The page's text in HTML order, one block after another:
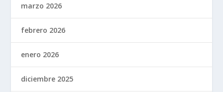
marzo 2026
febrero 2026
enero 2026
diciembre 2025